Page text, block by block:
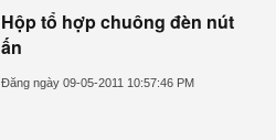
Hộp tổ hợp chuông đèn nút
ấn
Đăng ngày 09-05-2011 10:57:46 PM